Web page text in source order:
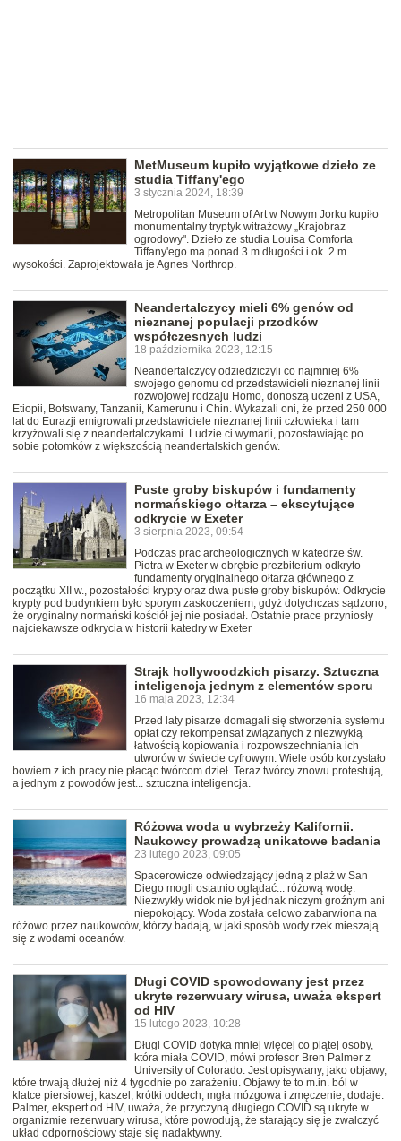
MetMuseum kupiło wyjątkowe dzieło ze
studia Tiffany'ego
3 stycznia 2024, 18:39
Metropolitan Museum of Art w Nowym Jorku kupiło
monumentalny tryptyk witrażowy „Krajobraz
ogrodowy". Dzieło ze studia Louisa Comforta
Tiffany'ego ma ponad 3 m długości i ok. 2 m
wysokości. Zaprojektowała je Agnes Northrop.
Neandertalczycy mieli 6% genów od
nieznanej populacji przodków
współczesnych ludzi
18 października 2023, 12:15
Neandertalczycy odziedziczyli co najmniej 6%
swojego genomu od przedstawicieli nieznanej linii
rozwojowej rodzaju Homo, donoszą uczeni z USA,
Etiopii, Botswany, Tanzanii, Kamerunu i Chin. Wykazali oni, że przed 250 000
lat do Eurazji emigrowali przedstawiciele nieznanej linii człowieka i tam
krzyżowali się z neandertalczykami. Ludzie ci wymarli, pozostawiając po
sobie potomków z większością neandertalskich genów.
Puste groby biskupów i fundamenty
normańskiego ołtarza – ekscytujące
odkrycie w Exeter
3 sierpnia 2023, 09:54
Podczas prac archeologicznych w katedrze św.
Piotra w Exeter w obrębie prezbiterium odkryto
fundamenty oryginalnego ołtarza głównego z
początku XII w., pozostałości krypty oraz dwa puste groby biskupów. Odkrycie
krypty pod budynkiem było sporym zaskoczeniem, gdyż dotychczas sądzono,
że oryginalny normański kościół jej nie posiadał. Ostatnie prace przyniosły
najciekawsze odkrycia w historii katedry w Exeter
Strajk hollywoodzkich pisarzy. Sztuczna
inteligencja jednym z elementów sporu
16 maja 2023, 12:34
Przed laty pisarze domagali się stworzenia systemu
opłat czy rekompensat związanych z niezwykłą
łatwością kopiowania i rozpowszechniania ich
utworów w świecie cyfrowym. Wiele osób korzystało
bowiem z ich pracy nie płacąc twórcom dzieł. Teraz twórcy znowu protestują,
a jednym z powodów jest... sztuczna inteligencja.
Różowa woda u wybrzeży Kalifornii.
Naukowcy prowadzą unikatowe badania
23 lutego 2023, 09:05
Spacerowicze odwiedzający jedną z plaż w San
Diego mogli ostatnio oglądać... różową wodę.
Niezwykły widok nie był jednak niczym groźnym ani
niepokojący. Woda została celowo zabarwiona na
różowo przez naukowców, którzy badają, w jaki sposób wody rzek mieszają
się z wodami oceanów.
Długi COVID spowodowany jest przez
ukryte rezerwuary wirusa, uważa ekspert
od HIV
15 lutego 2023, 10:28
Długi COVID dotyka mniej więcej co piątej osoby,
która miała COVID, mówi profesor Bren Palmer z
University of Colorado. Jest opisywany, jako objawy,
które trwają dłużej niż 4 tygodnie po zarażeniu. Objawy te to m.in. ból w
klatce piersiowej, kaszel, krótki oddech, mgła mózgowa i zmęczenie, dodaje.
Palmer, ekspert od HIV, uważa, że przyczyną długiego COVID są ukryte w
organizmie rezerwuary wirusa, które powodują, że starający się je zwalczyć
układ odpornościowy staje się nadaktywny.